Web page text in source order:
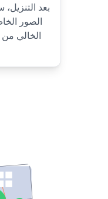
بعد
الصور
الخالي من